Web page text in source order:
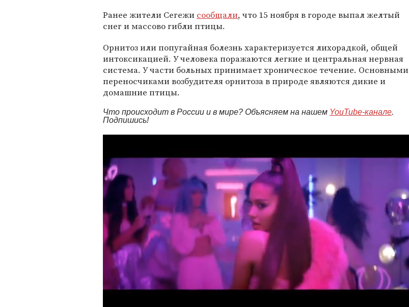
Ранее жители Сегежи сообщали, что 15 ноября в городе выпал желтый
снег и массово гибли птицы.
Орнитоз или попугайная болезнь характеризуется лихорадкой, общей
интоксикацией. У человека поражаются легкие и центральная нервная
система. У части больных принимает хроническое течение. Основными
переносчиками возбудителя орнитоза в природе являются дикие и
домашние птицы.
Что происходит в России и в мире? Объясняем на нашем YouTube-канале.
Подпишись!